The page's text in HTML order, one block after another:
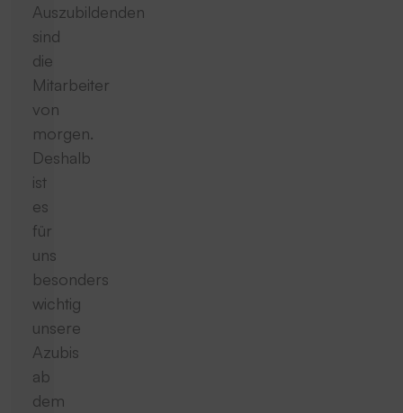
Auszubildenden
sind
die
Mitarbeiter
von
morgen.
Deshalb
ist
es
für
uns
besonders
wichtig
unsere
Azubis
ab
dem